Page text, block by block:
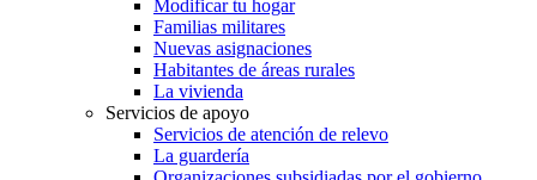
Modificar tu hogar
Familias militares
Nuevas asignaciones
Habitantes de áreas rurales
La vivienda
Servicios de apoyo
Servicios de atención de relevo
La guardería